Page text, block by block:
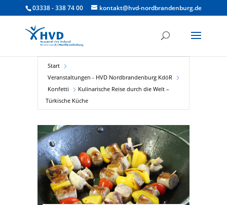
03338 - 338 74 00 kontakt@hvd-nordbrandenburg.de
Start
Veranstaltungen - HVD Nordbrandenburg KdöR
Konfetti
Kulinarische Reise durch die Welt –
Türkische Küche